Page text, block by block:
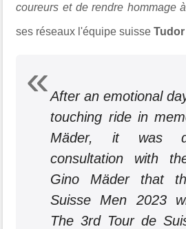
coureurs et de rendre hommage
ses réseaux l'équipe suisse
After an emotional
touching ride in
Mäder, it was
consultation with
Gino Mäder that
Suisse Men 2023
The 3rd Tour de